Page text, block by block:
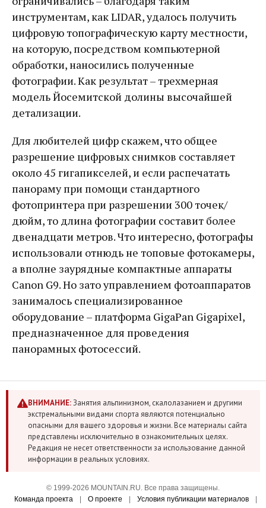
инструментам, как LIDAR, удалось получить
цифровую топографическую карту местности,
на которую, посредством компьютерной
обработки, наносились полученные
фотографии. Как результат – трехмерная
модель Йосемитской долины высочайшей
детализации.
Для любителей цифр скажем, что общее
разрешение цифровых снимков составляет
около 45 гигапикселей, и если распечатать
панораму при помощи стандартного
фотопринтера при разрешении 300 точек/
дюйм, то длина фотографии составит более
двенадцати метров. Что интересно, фотографы
использовали отнюдь не топовые фотокамеры,
а вполне заурядные компактные аппараты
Canon G9. Но зато управлением фотоаппаратов
занималось специализированное
оборудование – платформа GigaPan Gigapixel,
предназначенное для проведения
панорамных фотосессий.
ВНИМАНИЕ:Занятия альпинизмом, скалолазанием и другими
экстремальными видами спорта являются потенциально
опасными для вашего здоровья и жизни. Все материалы сайта
представлены исключительно в ознакомительных целях.
Редакция не несет ответственности за использование данной
информации в реальных условиях.
© 1999-2026 MOUNTAIN.RU. Все права защищены.
Команда проекта
О проекте Условия публикации материалов